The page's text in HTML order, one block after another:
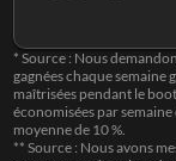
* Source : Nous
gagnées chaque semaine
maîtrisées pendant le
économisées par
moyenne de 10 %.
** Source : Nous avons